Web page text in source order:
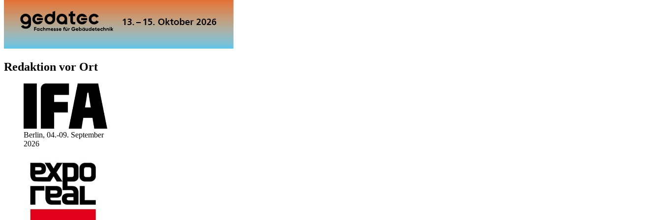
Redaktion vor Ort
Berlin, 04.-09. September
2026